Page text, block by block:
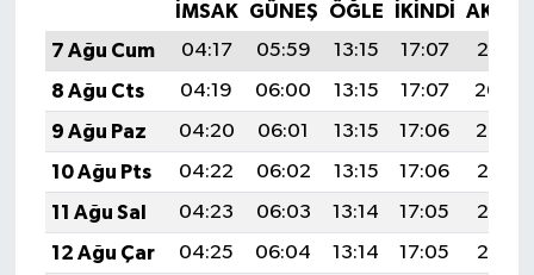
İMSAK GÜNEŞ ÖĞLE İKINDI
7 Ağu Cum
04:17 05:59 13:15 17:07
20:21
8 Ağu Cts
04:19 06:00 13:15 17:07
20:20
9 Ağu Paz
04:20 06:01 13:15 17:06
20:19
10 Ağu Pts
04:22 06:02 13:15 17:06
20:18
11 Ağu Sal
04:23 06:03 13:14 17:05
20:16
12 Ağu Çar
04:25 06:04 13:14 17:05
20:15